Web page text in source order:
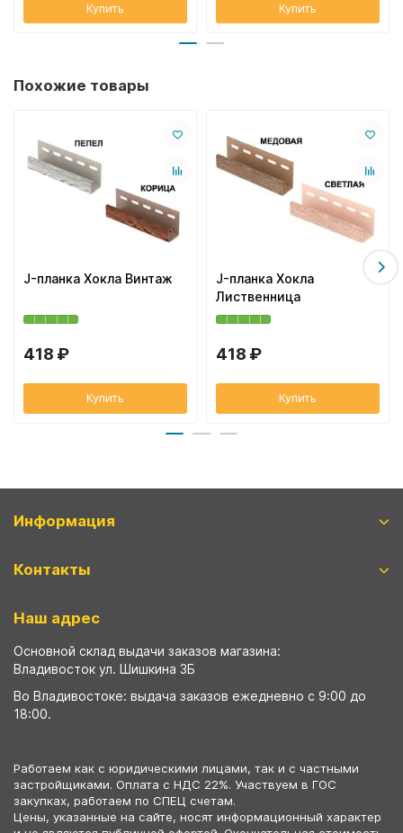
Купить Купить
Похожие товары
J-планка Хокла Винтаж
418 ₽
Купить
J-планка Хокла
Лиственница
418 ₽
Купить
Информация
Контакты
Наш адрес
Основной склад выдачи заказов магазина:
Владивосток ул. Шишкина 3Б
Во Владивостоке: выдача заказов ежедневно с 9:00 до
18:00.
Работаем как с юридическими лицами, так и с частными
застройщиками. Оплата с НДС 22%. Участвуем в ГОС
закупках, работаем по СПЕЦ счетам.
Цены, указанные на сайте, носят информационный характер